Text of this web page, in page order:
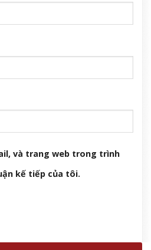
và trang web trong trình
kế tiếp của tôi.